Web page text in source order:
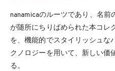
nanamicaのルーツであり、名前
が随所にちりばめられた本コレ
を、機能的でスタイリッシュな
クノロジーを用いて、新しい価
る。